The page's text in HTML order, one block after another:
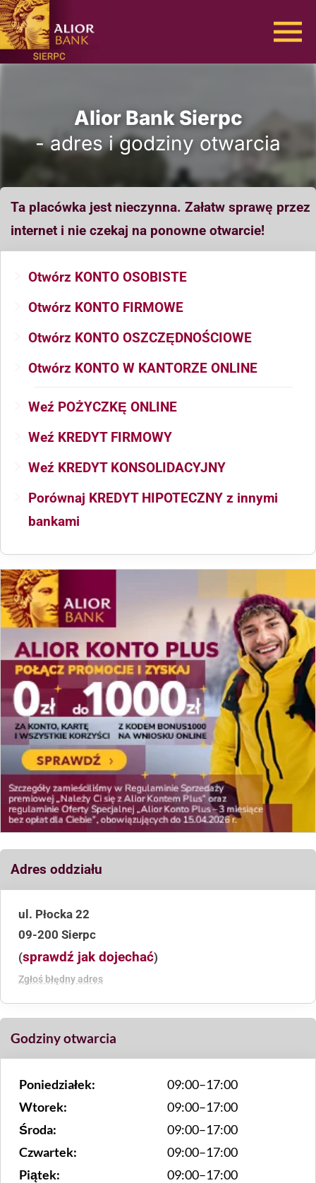
Alior Bank Sierpc
- adres i godziny otwarcia
Ta placówka jest nieczynna. Załatw sprawę przez
internet i nie czekaj na ponowne otwarcie!
Otwórz KONTO OSOBISTE
Otwórz KONTO FIRMOWE
Otwórz KONTO OSZCZĘDNOŚCIOWE
Otwórz KONTO W KANTORZE ONLINE
Weź POŻYCZKĘ ONLINE
Weź KREDYT FIRMOWY
Weź KREDYT KONSOLIDACYJNY
Porównaj KREDYT HIPOTECZNY z innymi
bankami
Adres oddziału
ul. Płocka 22
09-200 Sierpc
(sprawdź jak dojechać)
Zgłoś błędny adres
Godziny otwarcia
Poniedziałek:
09:00–17:00
Wtorek:
09:00–17:00
Środa:
09:00–17:00
Czwartek:
09:00–17:00
Piątek:
09:00–17:00